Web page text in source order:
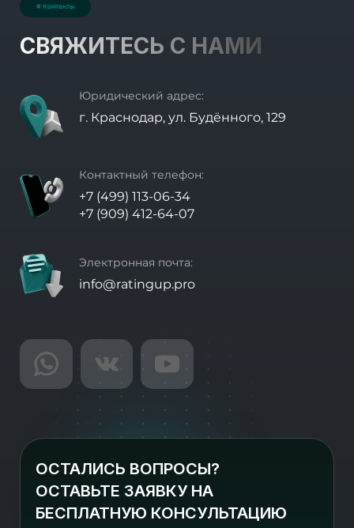
# Контакты
СВЯЖИТЕСЬ С НАМИ
Юридический адрес:
г. Краснодар, ул. Будённого, 129
Контактный телефон:
+7 (499) 113-06-34
+7 (909) 412-64-07
Электронная почта:
info@ratingup.pro
ОСТАЛИСЬ ВОПРОСЫ?
ОСТАВЬТЕ ЗАЯВКУ НА
БЕСПЛАТНУЮ КОНСУЛЬТАЦИЮ